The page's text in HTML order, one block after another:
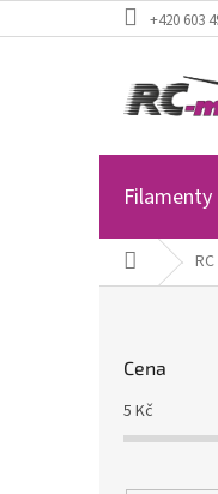
na
+420 603
Domů
Cena
5 Kč